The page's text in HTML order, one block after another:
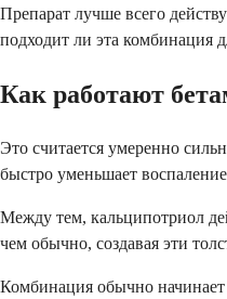
Препарат лучше всего
подходит ли эта комбинация
Как работают
Это считается умеренно
быстро уменьшает
Между тем, кальципотриол
чем обычно, создавая эти
Комбинация обычно начинает